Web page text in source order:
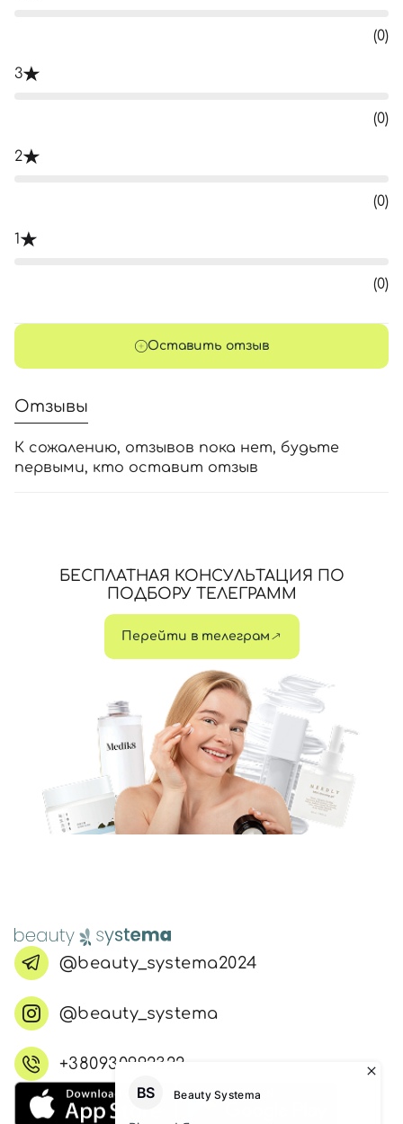
(0)
3
(0)
2
(0)
1
(0)
Оставить отзыв
Отзывы
К сожалению, отзывов пока нет, будьте
первыми, кто оставит отзыв
БЕСПЛАТНАЯ КОНСУЛЬТАЦИЯ ПО
ПОДБОРУ ТЕЛЕГРАММ
Перейти в телеграм
@beauty_systema2024
@beauty_systema
+380930992322